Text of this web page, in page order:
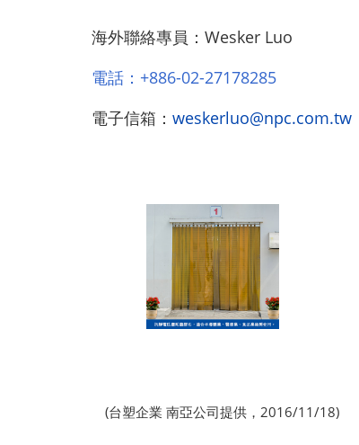
海外聯絡專員：Wesker Luo
電話：+886-02-27178285
電子信箱： weskerluo@npc.com.tw
(台塑企業 南亞公司提供，2016/11/18)